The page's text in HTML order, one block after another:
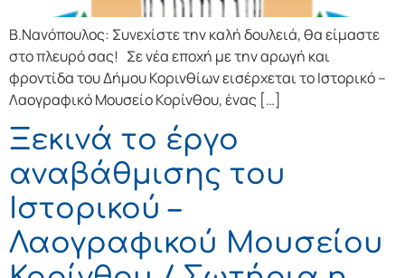
Β.Νανόπουλος: Συνεχίστε την καλή δουλειά, θα είμαστε
στο πλευρό σας! Σε νέα εποχή με την αρωγή και
φροντίδα του Δήμου Κορινθίων εισέρχεται το Ιστορικό –
Λαογραφικό Μουσείο Κορίνθου, ένας […]
Ξεκινά το έργο
αναβάθμισης του
Ιστορικού –
Λαογραφικού Μουσείου